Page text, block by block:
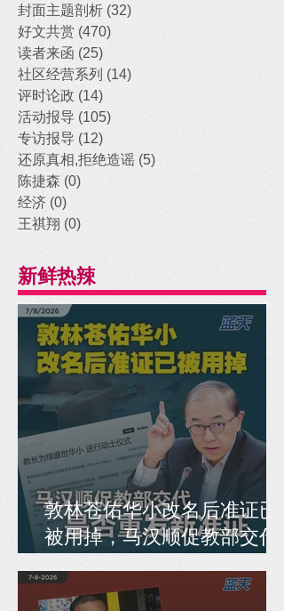
封面主题剖析 (32)
好文共赏 (470)
读者来函 (25)
社区经营系列 (14)
评时论政 (14)
活动报导 (105)
专访报导 (12)
还原真相,拒绝造谣 (5)
陈捷森 (0)
经济 (0)
王祺翔 (0)
新鲜热辣
敦林苍佑华小改名后准证已
被用掉，马汉顺促教部交代